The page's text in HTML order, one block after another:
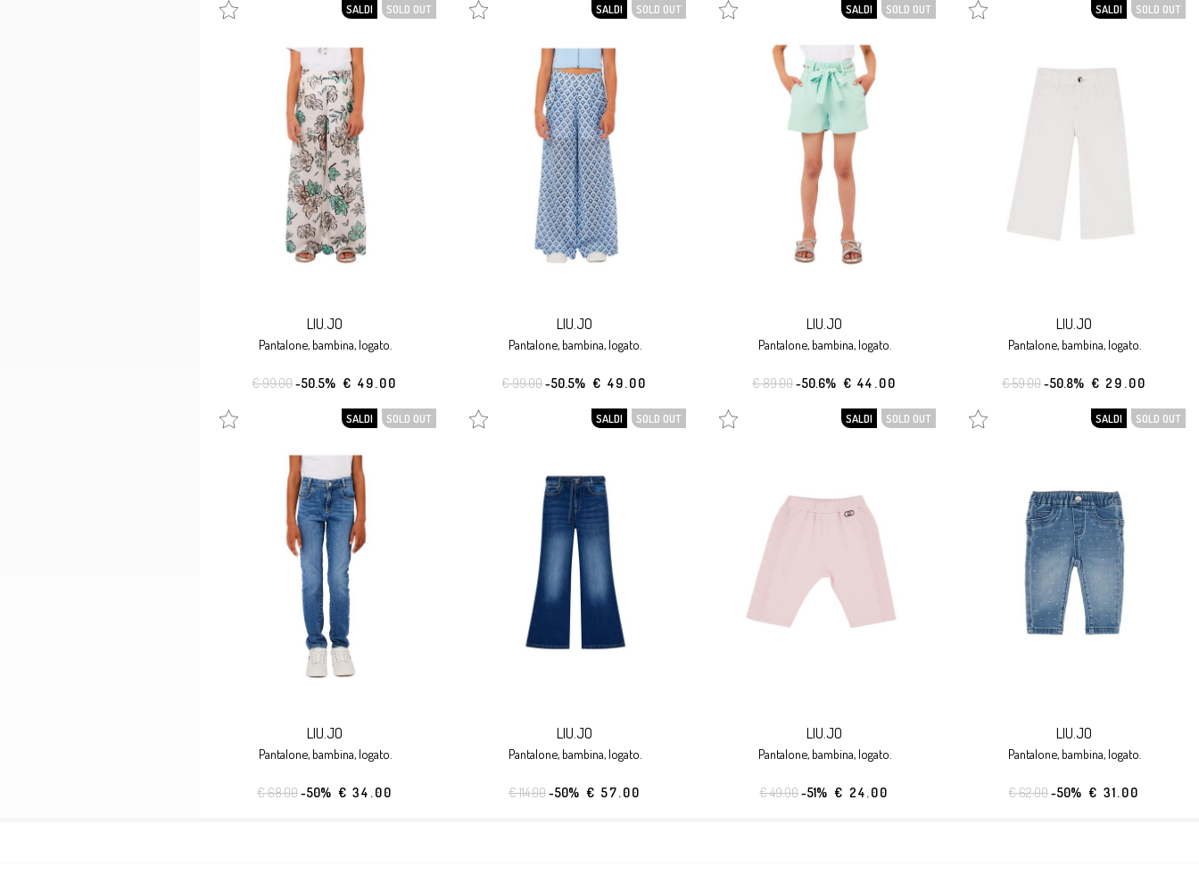
SALDI SOLD OUT
LIU.JO
pantalone, bambina, logato.
€ 99.00-50.5% € 49.00
SALDI SOLD OUT
LIU.JO
pantalone, bambina, logato.
€ 99.00-50.5% € 49.00
SALDI SOLD OUT
LIU.JO
pantalone, bambina, logato.
€ 89.00-50.6% € 44.00
SALDI SOLD OUT
LIU.JO
pantalone, bambina, logato.
€ 59.00-50.8% € 29.00
SALDI SOLD OUT
LIU.JO
pantalone, bambina, logato.
€ 68.00-50% € 34.00
SALDI SOLD OUT
LIU.JO
pantalone, bambina, logato.
€ 114.00-50% € 57.00
SALDI SOLD OUT
LIU.JO
pantalone, bambina, logato.
€ 49.00-51% € 24.00
SALDI SOLD OUT
LIU.JO
pantalone, bambina, logato.
€ 62.00-50% € 31.00